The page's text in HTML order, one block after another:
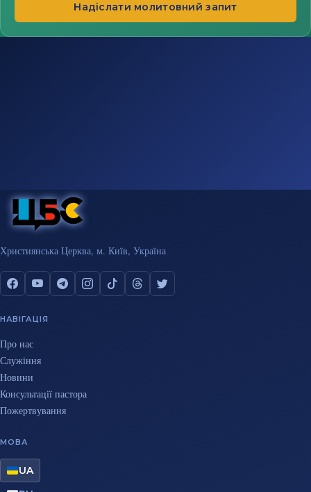
Надіслати молитовний запит
Християнська Церква, м. Київ, Україна
НАВІГАЦІЯ
Про нас
Служіння
Новини
Консультації пастора
Пожертвування
МОВА
UA